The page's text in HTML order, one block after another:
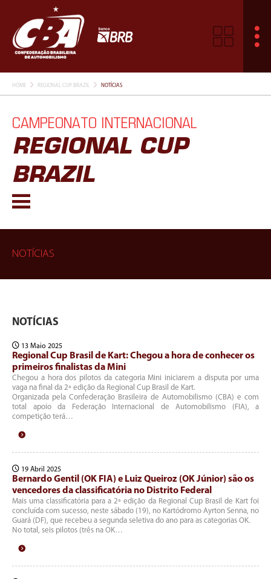
HOME REGIONAL CUP BRAZIL NOTÍCIAS
CAMPEONATO INTERNACIONAL
REGIONAL CUP
BRAZIL
NOTÍCIAS
NOTÍCIAS
13 Maio 2025
Regional Cup Brasil de Kart: Chegou a hora de conhecer os
primeiros finalistas da Mini
Chegou a hora dos pilotos da categoria Mini iniciarem a disputa por uma
vaga na final da 2ª edição da Regional Cup Brasil de Kart.
Organizada pela Confederação Brasileira de Automobilismo (CBA) e com
total apoio da Federação Internacional de Automobilismo (FIA), a
competição terá…
19 Abril 2025
Bernardo Gentil (OK FIA) e Luiz Queiroz (OK Júnior) são os
vencedores da classificatória no Distrito Federal
Mais uma classificatória para a 2ª edição da Regional Cup Brasil de Kart foi
concluída com sucesso, neste sábado (19), no Kartódromo Ayrton Senna, no
Guará (DF), que recebeu a segunda seletiva do ano para as categorias OK.
No total, seis pilotos (três na OK…